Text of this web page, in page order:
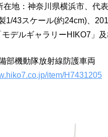
在地：神奈川県横浜市、代
1/43スケール(約24cm)、
デルギャラリーHIKO7」
部機動隊放射線防護車両
item/H7431205